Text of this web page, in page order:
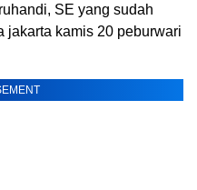
SE yang sudah
jakarta kamis 20 peburwari